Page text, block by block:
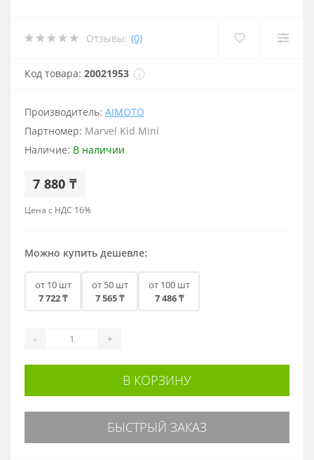
Отзывы: (0)
Код товара: 20021953
Производитель: AIMOTO
Партномер: Marvel Kid Mini
Наличие: В наличии
7 880 ₸
Цена с НДС 16%
Можно купить дешевле:
от 10 шт
7 722 ₸
от 50 шт
7 565 ₸
от 100 шт
7 486 ₸
- +
В КОРЗИНУ
БЫСТРЫЙ ЗАКАЗ